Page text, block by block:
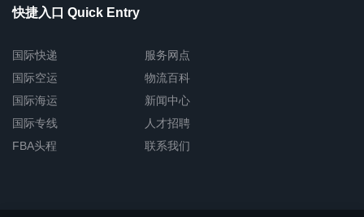
快捷入口 Quick Entry
国际快递
国际空运
国际海运
国际专线
FBA头程
服务网点
物流百科
新闻中心
人才招聘
联系我们